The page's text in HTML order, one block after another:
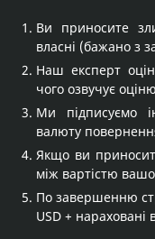
Ви приносите
власні (бажано з
Наш експерт
чого озвучує
Ми підписуємо
валюту
Якщо ви
між вартістю
По завершенню
USD + нараховані